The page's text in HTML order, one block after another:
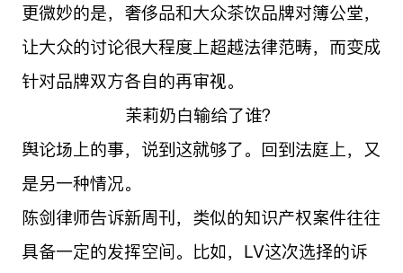
更微妙的是，奢侈品和大众茶饮品牌对簿公堂，
让大众的讨论很大程度上超越法律范畴，而变成
针对品牌双方各自的再审视。
茉莉奶白输给了谁？
舆论场上的事，说到这就够了。回到法庭上，又
是另一种情况。
陈剑律师告诉新周刊，类似的知识产权案件往往
具备一定的发挥空间。比如，LV这次选择的诉